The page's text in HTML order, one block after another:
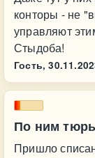
конторы - не
управляют
Стыдоба!
Гость,
По ним
Пришло